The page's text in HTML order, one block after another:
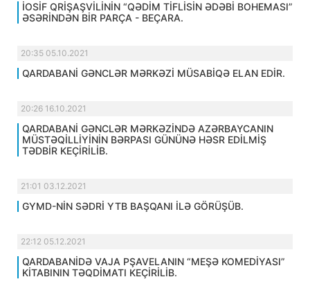
İOSİF QRİŞAŞVİLİNİN “QƏDİM TİFLİSİN ƏDƏBİ BOHEMASI”
ƏSƏRİNDƏN BİR PARÇA - BEÇARA.
20:35 05.10.2021
QARDABANİ GƏNCLƏR MƏRKƏZİ MÜSABİQƏ ELAN EDİR.
20:26 16.10.2021
QARDABANİ GƏNCLƏR MƏRKƏZİNDƏ AZƏRBAYCANIN
MÜSTƏQİLLİYİNİN BƏRPASI GÜNÜNƏ HƏSR EDİLMİŞ
TƏDBİR KEÇİRİLİB.
21:01 03.12.2021
GYMD-NİN SƏDRİ YTB BAŞQANI İLƏ GÖRÜŞÜB.
22:12 05.12.2021
QARDABANİDƏ VAJA PŞAVELANIN “MEŞƏ KOMEDİYASI”
KİTABININ TƏQDİMATI KEÇİRİLİB.